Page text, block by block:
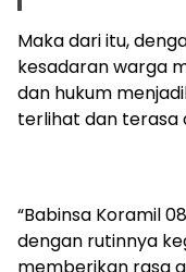
Maka dari itu,
kesadaran warga
dan hukum
terlihat dan terasa
“Babinsa Koramil
dengan rutinnya